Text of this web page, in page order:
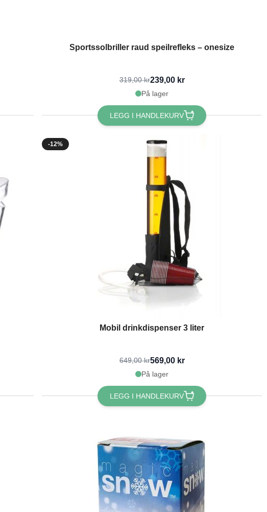
Sportssolbriller raud speilrefleks – onesize
319,00 kr239,00 kr
På lager
LEGG I HANDLEKURV
-12%
Mobil drinkdispenser 3 liter
649,00 kr569,00 kr
På lager
LEGG I HANDLEKURV